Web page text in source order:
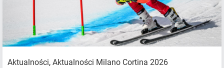
Aktualności, Aktualności Milano Cortina 2026